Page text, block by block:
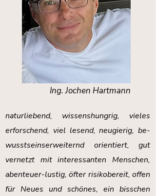
Ing. Jochen Hartmann
naturliebend, wissenshungrig, vieles
erforschend, viel lesend, neugierig, be-
wusstseinserweiternd orientiert, gut
vernetzt mit interessanten Menschen,
abenteuer-lustig, öfter risikobereit, offen
für Neues und schönes, ein bisschen